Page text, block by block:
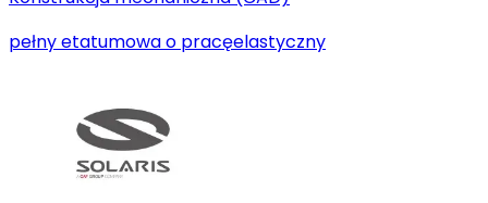
pełny etatumowa o pracęelastyczny